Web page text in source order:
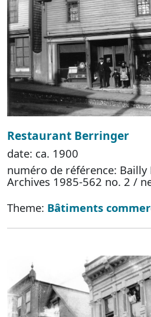
Restaurant Berringer
date: ca. 1900
numéro de référence: Bailly
Archives 1985-562 no. 2 /
Theme: Bâtiments